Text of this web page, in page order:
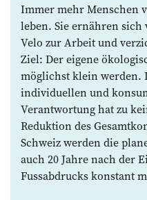
Immer mehr Menschen
leben. Sie ernähren
Velo zur Arbeit und
Ziel: Der eigene
möglichst klein werden.
individuellen und
Verantwortung hat zu
Reduktion des
Schweiz werden die
auch 20 Jahre nach der
Fussabdrucks konstant